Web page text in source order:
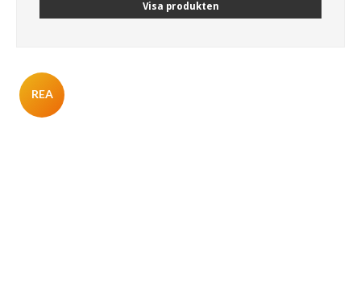
Visa produkten
REA